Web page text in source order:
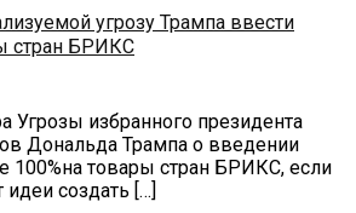
угрозу Трампа ввести
стран БРИКС
Угрозы избранного президента
Дональда Трампа о введении
100%на товары стран БРИКС, если
идеи создать […]